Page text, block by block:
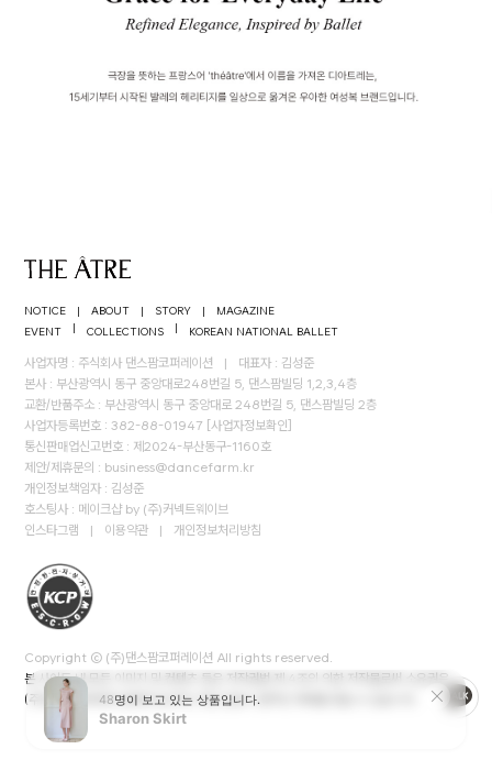
NOTICE | ABOUT | STORY |
MAGAZINE
EVENT
| COLLECTIONS | KOREAN NATIONAL BALLET
사업자명 : 주식회사 댄스팜코퍼레이션 |
대표자 : 김성준
본사 : 부산광역시 동구 중앙대로248번길 5, 댄스팜빌딩 1,2,3,4층
교환/반품주소 : 부산광역시 동구 중앙대로 248번길 5, 댄스팜빌딩 2층
사업자등록번호 : 382-88-01947 [사업자정보확인]
통신판매업신고번호 : 제2024-부산동구-1160호
제안/제휴문의 : business@dancefarm.kr
개인정보책임자 : 김성준
호스팅사 : 메이크샵 by (주)커넥트웨이브
인스타그램
| 이용약관 | 개인정보처리방침
Copyright © (주)댄스팜코퍼레이션 All rights reserved.
본 사이트 내 모든 이미지 및 컨텐츠 등은 저작권법 제 4조의 의한 저작물로써 소유권은
(주)댄스팜코퍼레이션에게 있으며, 무단 도용시 법적인 제재를 받을 수 있습니다.